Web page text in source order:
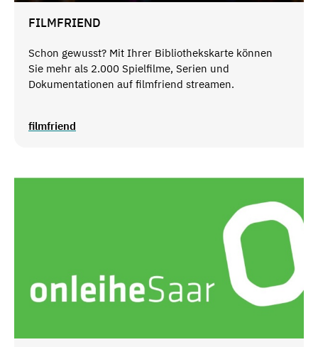
FILMFRIEND
Schon gewusst? Mit Ihrer Bibliothekskarte können
Sie mehr als 2.000 Spielfilme, Serien und
Dokumentationen auf filmfriend streamen.
filmfriend